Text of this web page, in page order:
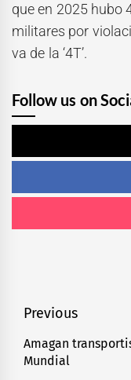
que en 2025 hubo
militares por
va de la ‘4T’.
Follow us on
Navegación
de
entradas
Previous
Previous
post:
Amagan
Mundial